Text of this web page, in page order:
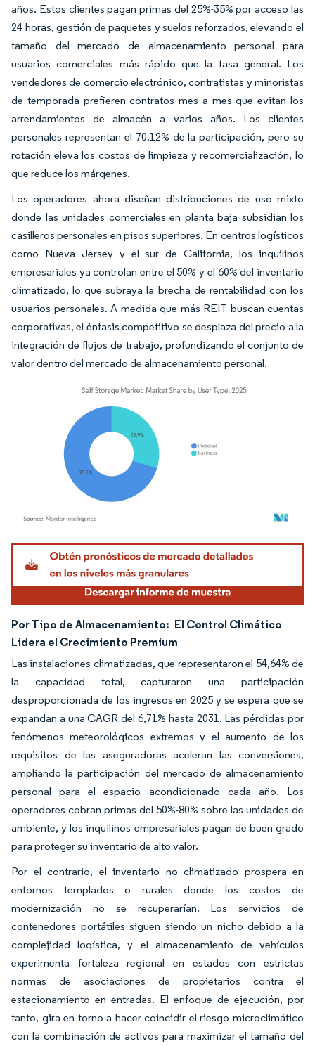
años. Estos clientes pagan primas del 25%-35% por acceso las
24 horas, gestión de paquetes y suelos reforzados, elevando el
tamaño del mercado de almacenamiento personal para
usuarios comerciales más rápido que la tasa general. Los
vendedores de comercio electrónico, contratistas y minoristas
de temporada prefieren contratos mes a mes que evitan los
arrendamientos de almacén a varios años. Los clientes
personales representan el 70,12% de la participación, pero su
rotación eleva los costos de limpieza y recomercialización, lo
que reduce los márgenes.
Los operadores ahora diseñan distribuciones de uso mixto
donde las unidades comerciales en planta baja subsidian los
casilleros personales en pisos superiores. En centros logísticos
como Nueva Jersey y el sur de California, los inquilinos
empresariales ya controlan entre el 50% y el 60% del inventario
climatizado, lo que subraya la brecha de rentabilidad con los
usuarios personales. A medida que más REIT buscan cuentas
corporativas, el énfasis competitivo se desplaza del precio a la
integración de flujos de trabajo, profundizando el conjunto de
valor dentro del mercado de almacenamiento personal.
Imagen © Mordor Intelligence. El uso requiere atribución según CC BY 4.0.
Por Tipo de Almacenamiento: El Control Climático
Lidera el Crecimiento Premium
Las instalaciones climatizadas, que representaron el 54,64% de
la capacidad total, capturaron una participación
desproporcionada de los ingresos en 2025 y se espera que se
expandan a una CAGR del 6,71% hasta 2031. Las pérdidas por
fenómenos meteorológicos extremos y el aumento de los
requisitos de las aseguradoras aceleran las conversiones,
ampliando la participación del mercado de almacenamiento
personal para el espacio acondicionado cada año. Los
operadores cobran primas del 50%-80% sobre las unidades de
ambiente, y los inquilinos empresariales pagan de buen grado
para proteger su inventario de alto valor.
Por el contrario, el inventario no climatizado prospera en
entornos templados o rurales donde los costos de
modernización no se recuperarían. Los servicios de
contenedores portátiles siguen siendo un nicho debido a la
complejidad logística, y el almacenamiento de vehículos
experimenta fortaleza regional en estados con estrictas
normas de asociaciones de propietarios contra el
estacionamiento en entradas. El enfoque de ejecución, por
tanto, gira en torno a hacer coincidir el riesgo microclimático
con la combinación de activos para maximizar el tamaño del